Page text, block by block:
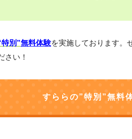
特別”無料体験を実施しております。
さい！
すららの”特別”無料